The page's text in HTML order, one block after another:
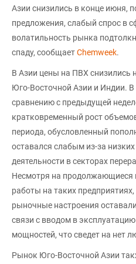
Азии снизились в конце июня,
предложения, слабый спрос в
волатильность рынка
спаду, сообщаетChemweek.
В Азии цены на ПВХ снизились
Юго-Восточной Азии и Индии.
сравнению с предыдущей
кратковременный рост
периода, обусловленный
оставался слабым из-за
деятельности в секторах
Несмотря на продолжающиеся
работы на таких
рыночные настроения
связи с вводом в
мощностей, что сведет на нет
Рынок Юго-Восточной Азии